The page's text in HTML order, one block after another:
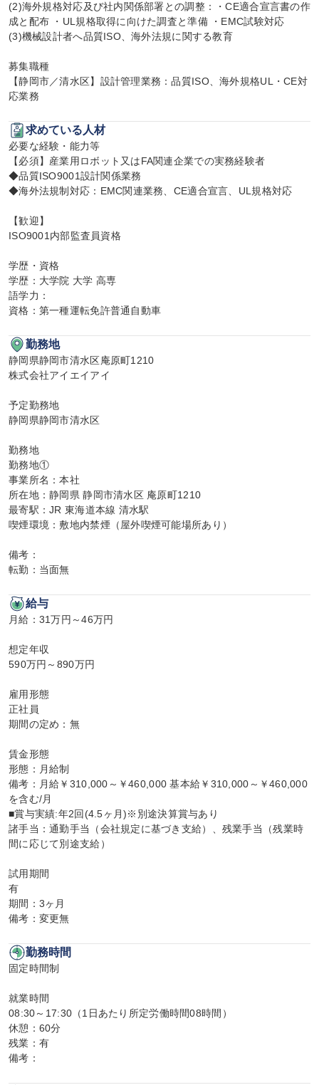
(2)海外規格対応及び社内関係部署との調整：・CE適合宣言書の作
成と配布 ・UL規格取得に向けた調査と準備 ・EMC試験対応
(3)機械設計者へ品質ISO、海外法規に関する教育
募集職種
【静岡市／清水区】設計管理業務：品質ISO、海外規格UL・CE対
応業務
求めている人材
必要な経験・能力等
【必須】産業用ロボット又はFA関連企業での実務経験者
◆品質ISO9001設計関係業務
◆海外法規制対応：EMC関連業務、CE適合宣言、UL規格対応
【歓迎】
ISO9001内部監査員資格
学歴・資格
学歴：大学院 大学 高専
語学力：
資格：第一種運転免許普通自動車
勤務地
静岡県静岡市清水区庵原町1210
株式会社アイエイアイ
予定勤務地
静岡県静岡市清水区
勤務地
勤務地①
事業所名：本社
所在地：静岡県 静岡市清水区 庵原町1210
最寄駅：JR 東海道本線 清水駅
喫煙環境：敷地内禁煙（屋外喫煙可能場所あり）
備考：
転勤：当面無
給与
月給：31万円～46万円
想定年収
590万円～890万円
雇用形態
正社員
期間の定め：無
賃金形態
形態：月給制
備考：月給￥310,000～￥460,000 基本給￥310,000～￥460,000
を含む/月
■賞与実績:年2回(4.5ヶ月)※別途決算賞与あり
諸手当：通勤手当（会社規定に基づき支給）、残業手当（残業時
間に応じて別途支給）
試用期間
有
期間：3ヶ月
備考：変更無
勤務時間
固定時間制
就業時間
08:30～17:30（1日あたり所定労働時間08時間）
休憩：60分
残業：有
備考：